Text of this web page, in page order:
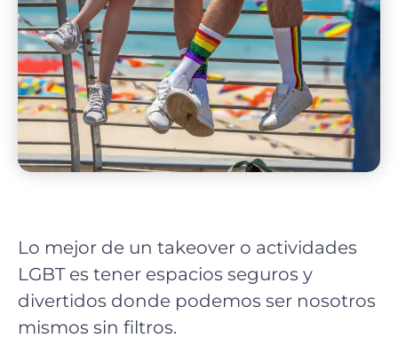
Lo mejor de un takeover o actividades
LGBT es tener espacios seguros y
divertidos donde podemos ser nosotros
mismos sin filtros.